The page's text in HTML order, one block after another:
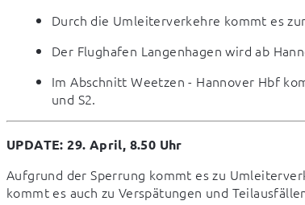
Durch die Umleiterverkehre kommt es
Der Flughafen Langenhagen wird ab
Im Abschnitt Weetzen - Hannover Hbf
und S2.
UPDATE: 29. April, 8.50 Uhr
Aufgrund der Sperrung kommt es zu
kommt es auch zu Verspätungen und